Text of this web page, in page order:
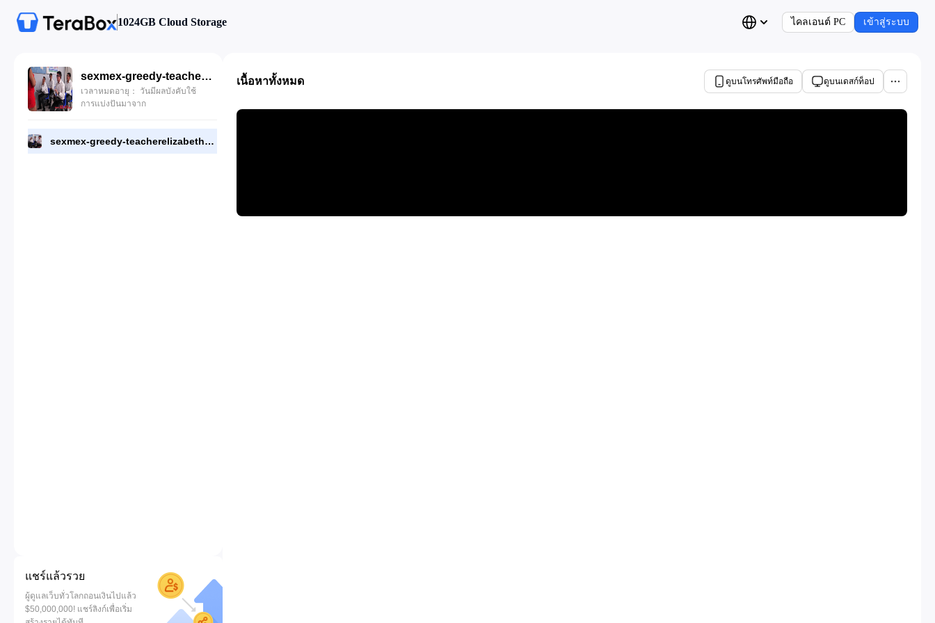
1024GB Cloud Storage ไคลเอนต์ PC เข้าสู่ระบบ
sexmex-greedy-teacherelizabeth-marquez.mp4
เวลาหมดอายุ： วันมีผลบังคับใช้
การแบ่งปันมาจาก
sexmex-greedy-teacherelizabeth-marquez.mp4
แชร์แล้วรวย
ผู้ดูแลเว็บทั่วโลกถอนเงินไปแล้ว
$50,000,000! แชร์ลิงก์เพื่อเริ่ม
เนื้อหาทั้งหมด ดูบนโทรศัพท์มือถือ ดูบนเดสก์ท็อป